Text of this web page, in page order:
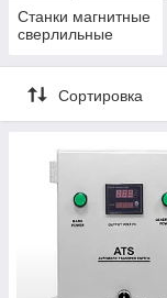
Станки магнитные
сверлильные
Сортировка